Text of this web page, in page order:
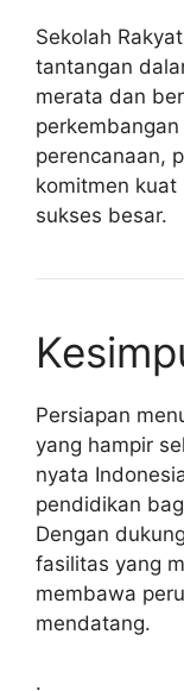
Sekolah
tantangan
merata dan
perencanaan,
komitmen kuat
sukses besar.
Persiapan
yang hampir
nyata
pendidikan
Dengan
fasilitas yang
membawa
mendatang.
.